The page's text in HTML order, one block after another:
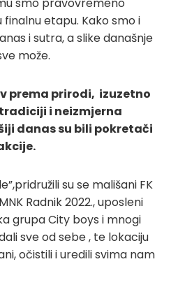
finalnu etapu. Kako smo i
i sutra, a slike današnje
može.
prema prirodi, izuzetno
i neizmjerna
danas su bili pokretači
su se mališani FK
Radnik 2022., uposleni
grupa City boys i mnogi
sve od sebe , te lokaciju
očistili i uredili svima nam